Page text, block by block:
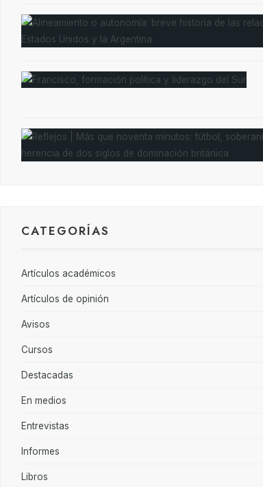
CATEGORÍAS
Artículos académicos
Artículos de opinión
Avisos
Cursos
Destacadas
En medios
Entrevistas
Informes
Libros